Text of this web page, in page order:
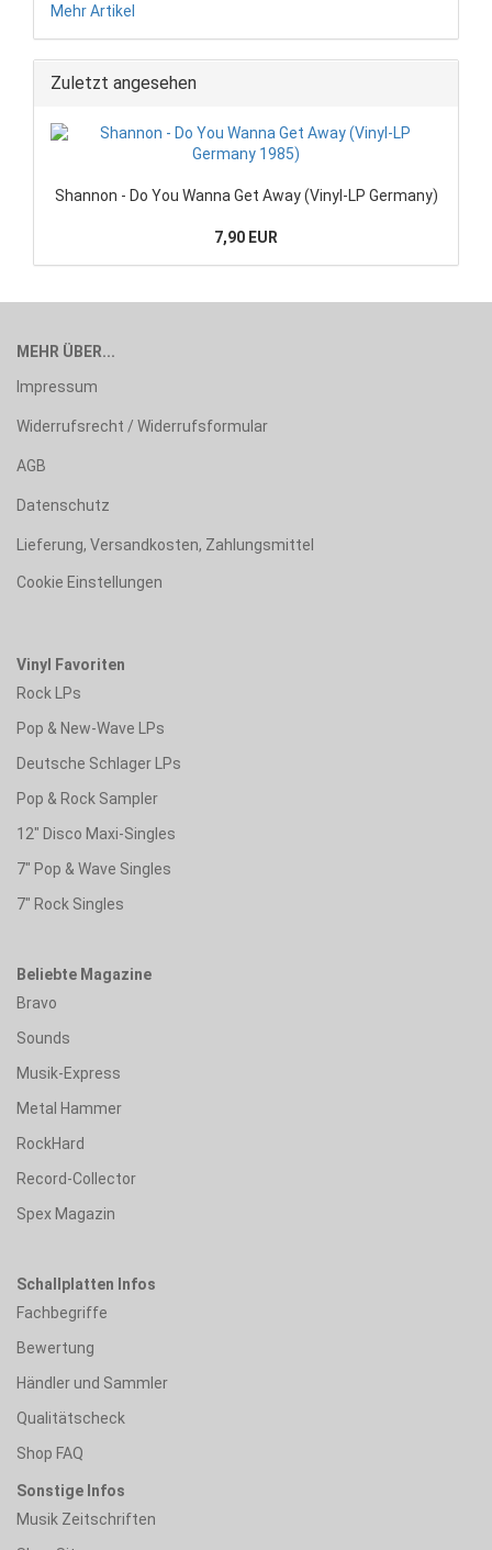
Mehr Artikel
Zuletzt angesehen
Shannon - Do You Wanna Get Away (Vinyl-LP Germany)
7,90 EUR
MEHR ÜBER...
Impressum
Widerrufsrecht / Widerrufsformular
AGB
Datenschutz
Lieferung, Versandkosten, Zahlungsmittel
Cookie Einstellungen
Vinyl Favoriten
Rock LPs
Pop & New-Wave LPs
Deutsche Schlager LPs
Pop & Rock Sampler
12" Disco Maxi-Singles
7" Pop & Wave Singles
7" Rock Singles
Beliebte Magazine
Bravo
Sounds
Musik-Express
Metal Hammer
RockHard
Record-Collector
Spex Magazin
Schallplatten Infos
Fachbegriffe
Bewertung
Händler und Sammler
Qualitätscheck
Shop FAQ
Sonstige Infos
Musik Zeitschriften